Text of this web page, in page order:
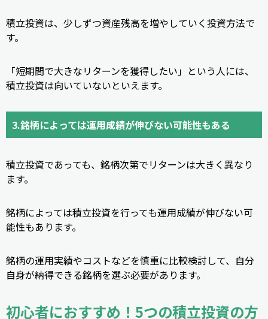
積立投資は、少しずつ資産残高を増やしていく投資方法で
す。
「短期間で大きなリターンを獲得したい」という人には、
積立投資は向いていないといえます。
3.銘柄によっては運用成績が伸びない可能性もある
積立投資であっても、銘柄次第でリターンは大きく異なり
ます。
銘柄によっては積立投資を行っても運用成績が伸びない可
能性もあります。
銘柄の運用実績やコストなどを慎重に比較検討して、自分
自身が納得できる銘柄を選ぶ必要があります。
初心者におすすめ！5つの積立投資の方